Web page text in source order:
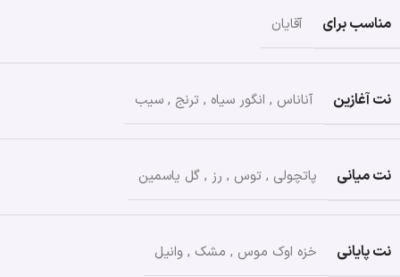
مناسب برای آقایان
نت آغازین آناناس , انگور سیاه , ترنج , سیب
نت میانی پاتچولی , توس , رز , گل یاسمین
نت پایانی خزه اوک موس , مشک , وانیل